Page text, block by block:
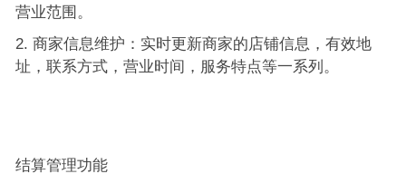
营业范围。
商家信息维护：实时更新商家的店铺信息，有效地
址，联系方式，营业时间，服务特点等一系列。
结算管理功能